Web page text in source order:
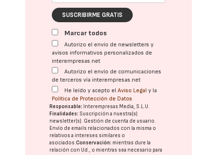
SUSCRIBIRME GRATIS
Marcar todos
Autorizo el envío de newsletters y
avisos informativos personalizados de
interempresas.net
Autorizo el envío de comunicaciones
de terceros vía interempresas.net
He leído y acepto elAviso Legal y la
Política de Protección de Datos
Responsable: Interempresas Media, S.L.U.
Finalidades: Suscripción a nuestra(s)
newsletter(s). Gestión de cuenta de usuario.
Envío de emails relacionados con la misma o
relativos a intereses similares o
asociados.Conservación: mientras dure la
relación con Ud., o mientras sea necesario para